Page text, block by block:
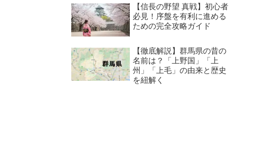
【信長の野望 真戦】初心者
必見！序盤を有利に進める
ための完全攻略ガイド
【徹底解説】群馬県の昔の
名前は？「上野国」「上
州」「上毛」の由来と歴史
を紐解く